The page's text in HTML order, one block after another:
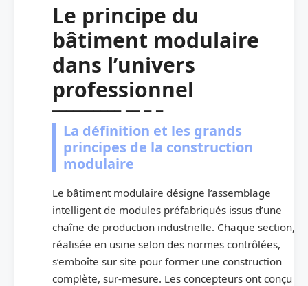
Le principe du
bâtiment modulaire
dans l’univers
professionnel
La définition et les grands
principes de la construction
modulaire
Le bâtiment modulaire désigne l’assemblage
intelligent de modules préfabriqués issus d’une
chaîne de production industrielle. Chaque section,
réalisée en usine selon des normes contrôlées,
s’emboîte sur site pour former une construction
complète, sur-mesure. Les concepteurs ont conçu